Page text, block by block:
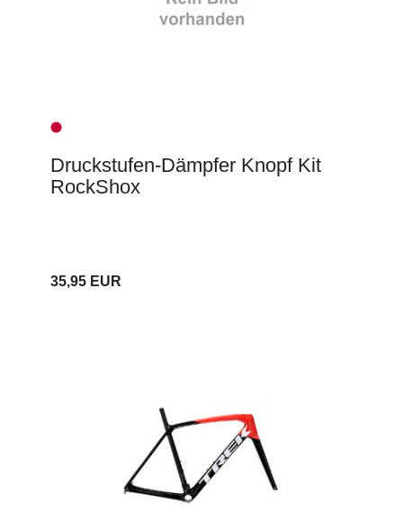
Druckstufen-Dämpfer Knopf Kit
RockShox
35,95 EUR